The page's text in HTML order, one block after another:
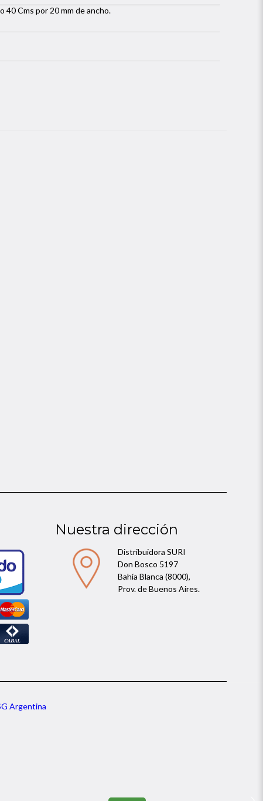
40 Cms por 20 mm de ancho.
Nuestra dirección
Distribuidora SURI
Don Bosco 5197
Bahía Blanca (8000),
Prov. de Buenos Aires.
Argentina